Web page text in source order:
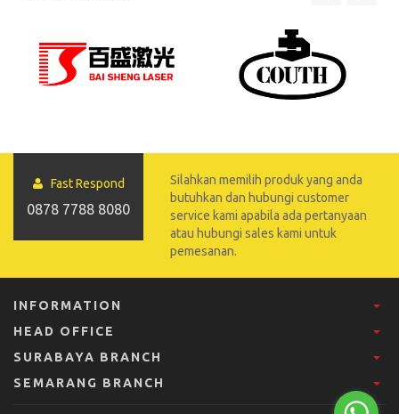
Fast Respond
0878 7788 8080
Silahkan memilih produk yang anda
butuhkan dan hubungi customer
service kami apabila ada pertanyaan
atau hubungi sales kami untuk
pemesanan.
INFORMATION
HEAD OFFICE
SURABAYA BRANCH
SEMARANG BRANCH